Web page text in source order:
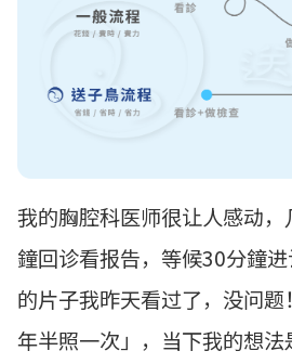
我的胸腔科医师很让人感动，
鐘回诊看报告，等候30分鐘
的片子我昨天看过了，没问
年半照一次」，当下我的想